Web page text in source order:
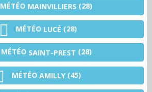
MÉTÉO MAINVILLIERS (28)
MÉTÉO LUCÉ (28)
MÉTÉO SAINT-PREST (28)
MÉTÉO AMILLY(45)